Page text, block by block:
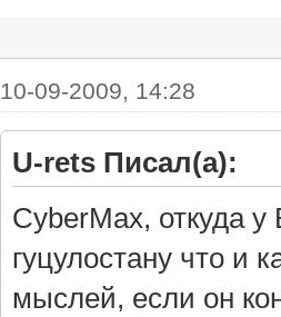
10-09-2009, 14:28
U-rets Писал(а):
CyberMax, откуда у
гуцулостану что и
мыслей, если он